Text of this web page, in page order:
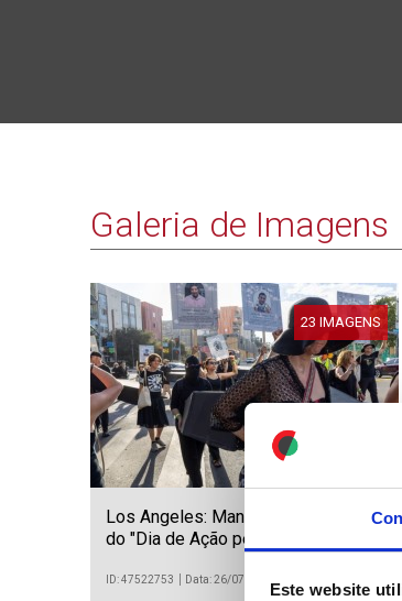
Este website
Galeria de Imagens
23 IMAGENS
Los Angeles: Manifestação e vigília
do "Dia de Ação pela Abolição do
ID: 47522753 Data: 26/07/2026 18:38